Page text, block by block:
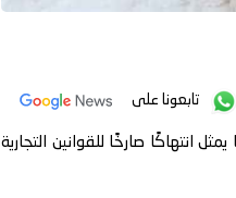
تابعونا على
انتهاكًا صارخًا للقوانين التجارية